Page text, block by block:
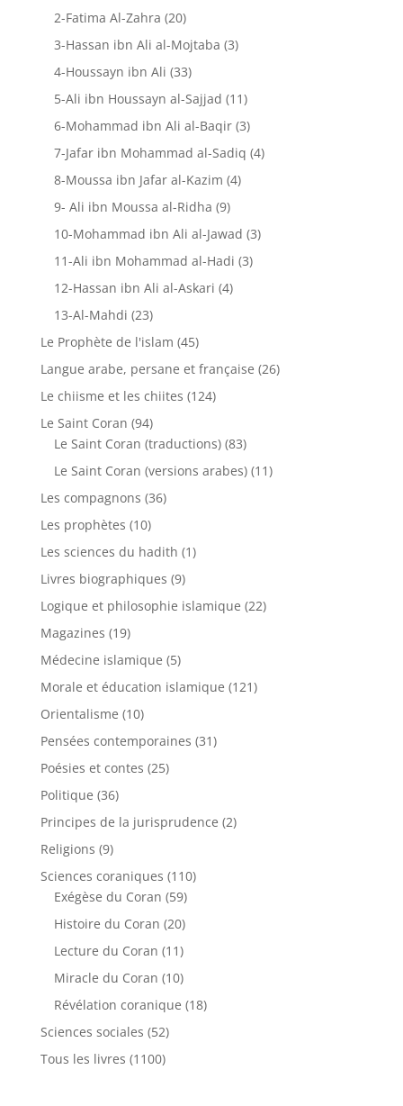
2-Fatima Al-Zahra (20)
3-Hassan ibn Ali al-Mojtaba (3)
4-Houssayn ibn Ali (33)
5-Ali ibn Houssayn al-Sajjad (11)
6-Mohammad ibn Ali al-Baqir (3)
7-Jafar ibn Mohammad al-Sadiq (4)
8-Moussa ibn Jafar al-Kazim (4)
9- Ali ibn Moussa al-Ridha (9)
10-Mohammad ibn Ali al-Jawad (3)
11-Ali ibn Mohammad al-Hadi (3)
12-Hassan ibn Ali al-Askari (4)
13-Al-Mahdi (23)
Le Prophète de l'islam (45)
Langue arabe, persane et française (26)
Le chiisme et les chiites (124)
Le Saint Coran (94)
Le Saint Coran (traductions) (83)
Le Saint Coran (versions arabes) (11)
Les compagnons (36)
Les prophètes (10)
Les sciences du hadith (1)
Livres biographiques (9)
Logique et philosophie islamique (22)
Magazines (19)
Médecine islamique (5)
Morale et éducation islamique (121)
Orientalisme (10)
Pensées contemporaines (31)
Poésies et contes (25)
Politique (36)
Principes de la jurisprudence (2)
Religions (9)
Sciences coraniques (110)
Exégèse du Coran (59)
Histoire du Coran (20)
Lecture du Coran (11)
Miracle du Coran (10)
Révélation coranique (18)
Sciences sociales (52)
Tous les livres (1100)